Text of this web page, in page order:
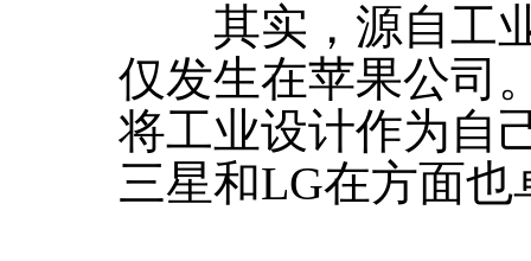
其实，源自工业
仅发生在苹果公司
将工业设计作为自
三星和LG在方面也